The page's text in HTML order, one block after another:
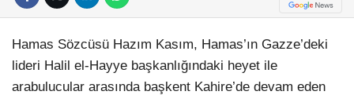
Hamas Sözcüsü Hazım Kasım, Hamas’ın Gazze’deki
lideri Halil el-Hayye başkanlığındaki heyet ile
arabulucular arasında başkent Kahire’de devam eden